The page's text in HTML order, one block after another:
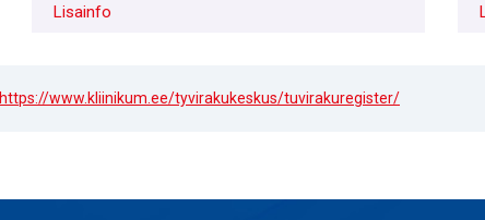
Lisainfo
https://www.kliinikum.ee/tyvirakukeskus/tuvirakuregister/